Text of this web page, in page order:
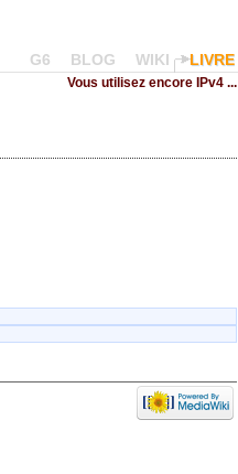
G6 BLOG WIKI LIVRE
Vous utilisez encore IPv4 ...